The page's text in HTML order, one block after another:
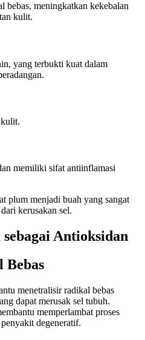
bebas, meningkatkan kekebalan
kulit.
yang terbukti kuat dalam
memiliki sifat antiinflamasi
plum menjadi buah yang sangat
kerusakan sel.
Antioksidan
Bebas
menetralisir radikal bebas
dapat merusak sel tubuh.
memperlambat proses
degeneratif.